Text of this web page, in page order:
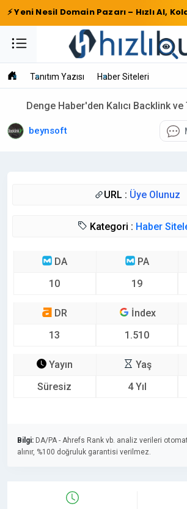
⚡ Yeni Nesil Domain Pazarı – Hızlı Al,
Tanıtım Yazısı Haber Siteleri
Denge Haber'den Kalıcı Backlink ve
beynsoft
URL : Üye Olunuz
Kategori : Haber
DA
10
PA
19
DR
13
İndex
1.510
Yayın
Süresiz
Yaş
4 Yıl
Bilgi: DA/PA - Ahrefs Rank vb. analiz verileri
alınır, %100 doğruluk garantisi verilmez.